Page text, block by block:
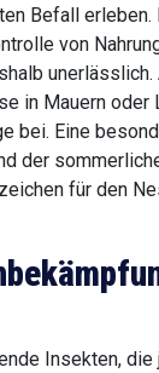
Befall
von
unerlässlich.
in Mauern oder
bei. Eine
der
für den
Insekten, die